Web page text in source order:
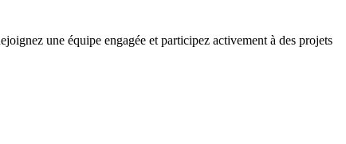
une équipe engagée et participez activement à des projets